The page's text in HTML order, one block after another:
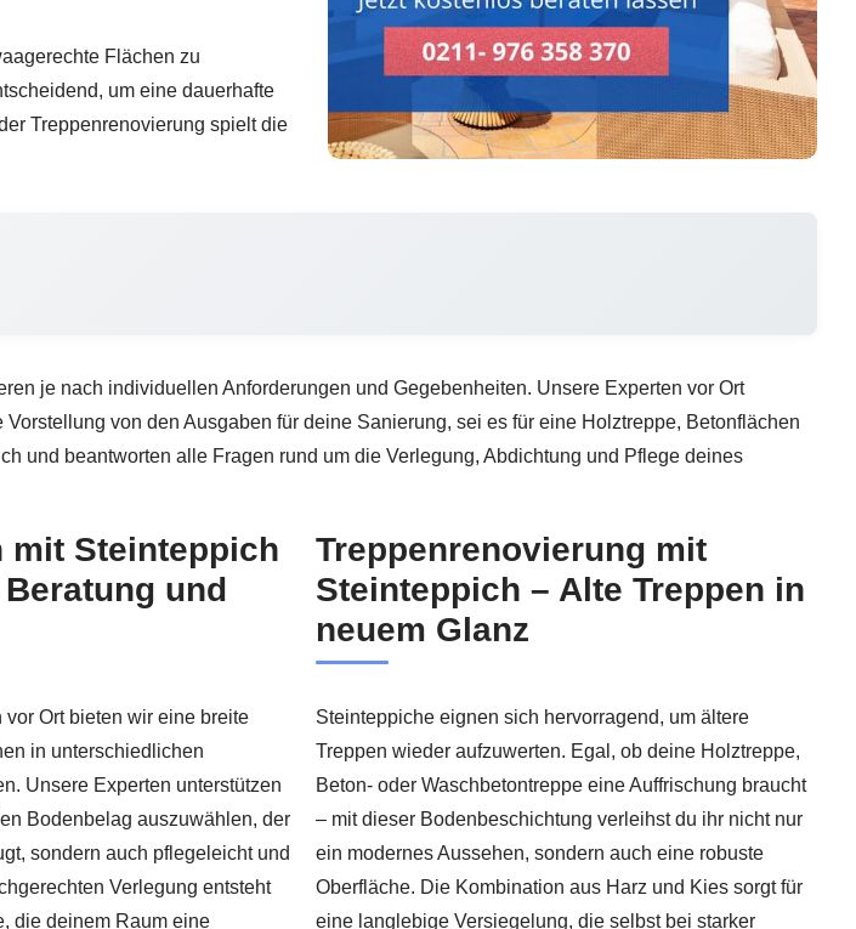
Flächen zu
um eine dauerhafte
Treppenrenovierung spielt die
je nach individuellen Anforderungen und Gegebenheiten. Unsere Experten vor Ort
von den Ausgaben für deine Sanierung, sei es für eine Holztreppe, Betonflächen
und beantworten alle Fragen rund um die Verlegung, Abdichtung und Pflege deines
mit Steinteppich
und
Ort bieten wir eine breite
in unterschiedlichen
Unsere Experten unterstützen
Bodenbelag auszuwählen, der
sondern auch pflegeleicht und
Verlegung entsteht
die deinem Raum eine
Treppenrenovierung mit
Steinteppich – Alte Treppen in
neuem Glanz
Steinteppiche eignen sich hervorragend, um ältere
Treppen wieder aufzuwerten. Egal, ob deine Holztreppe,
Beton- oder Waschbetontreppe eine Auffrischung braucht
– mit dieser Bodenbeschichtung verleihst du ihr nicht nur
ein modernes Aussehen, sondern auch eine robuste
Oberfläche. Die Kombination aus Harz und Kies sorgt für
eine langlebige Versiegelung, die selbst bei starker